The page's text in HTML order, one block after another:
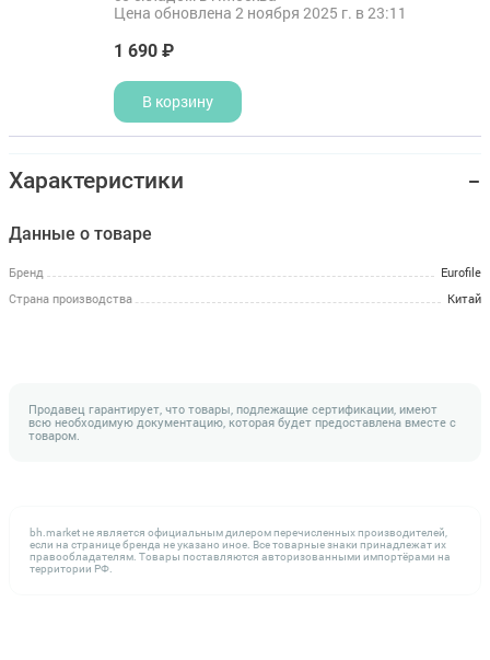
Цена обновлена 2 ноября 2025 г. в 23:11
1 690 ₽
В корзину
Характеристики
Данные о товаре
Бренд
Eurofile
Страна производства
Китай
Продавец гарантирует, что товары, подлежащие сертификации, имеют
всю необходимую документацию, которая будет предоставлена вместе с
товаром.
bh.market не является официальным дилером перечисленных производителей,
если на странице бренда не указано иное. Все товарные знаки принадлежат их
правообладателям. Товары поставляются авторизованными импортёрами на
территории РФ.